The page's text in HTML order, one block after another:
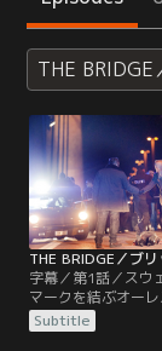
THE BRIDGE
字幕／第1話／スウ
マークを結ぶオー
された女性の遺体が
体は国境線上で上半
Subtitle